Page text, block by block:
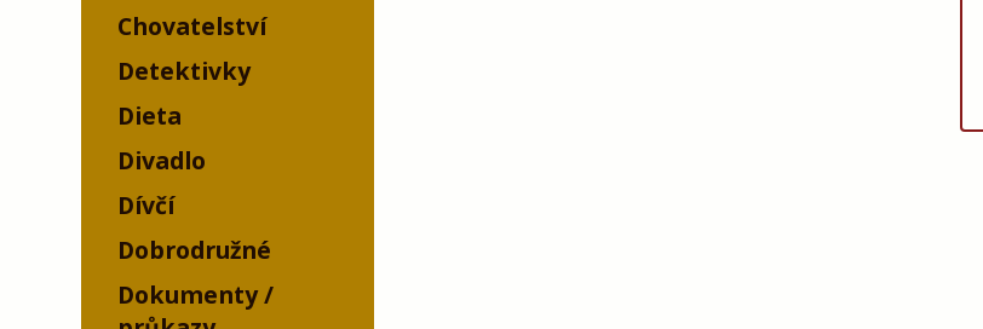
Chovatelství
Detektivky
Dieta
Divadlo
Dívčí
Dobrodružné
Dokumenty /